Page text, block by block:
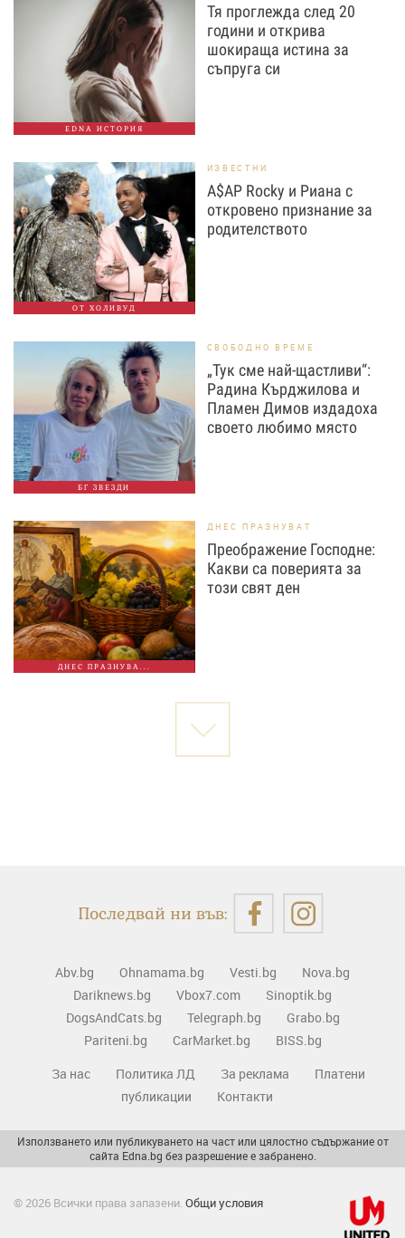
EDNA ИСТОРИЯ
Тя проглежда след 20
години и открива
шокираща истина за
съпруга си
ОТ ХОЛИВУД
ИЗВЕСТНИ
A$AP Rocky и Риана с
откровено признание за
родителството
БГ ЗВЕЗДИ
СВОБОДНО ВРЕМЕ
„Тук сме най-щастливи“:
Радина Кърджилова и
Пламен Димов издадоха
своето любимо място
ДНЕС ПРАЗНУВА...
ДНЕС ПРАЗНУВАТ
Преображение Господне:
Какви са поверията за
този свят ден
Последвай ни във:
Abv.bg Ohnamama.bg Vesti.bg
Nova.bg
Dariknews.bg
Vbox7.com
Sinoptik.bg
DogsAndCats.bg
Telegraph.bg
Grabo.bg
Pariteni.bg
CarMarket.bg
BISS.bg
За нас
Политика ЛД За реклама
Платени
публикации
Контакти
Използването или публикуването на част или цялостно съдържание от
сайта Edna.bg без разрешение е забранено.
© 2026 Всички права запазени. Общи условия